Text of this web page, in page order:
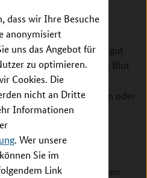
dass wir Ihre Besuche
anonymisiert
uns das Angebot für
zu optimieren.
Cookies. Die
nicht an Dritte
Informationen
. Wer unsere
Sie im
Link
Organs tatsächlich
Blutströme und
Leber detailliert
beispielsweise auch sehr gut
ein Wirkstoff mit dem Blut
verstoffwechselt wird –
auch in einer verfetteten oder
zu einem nützlichen